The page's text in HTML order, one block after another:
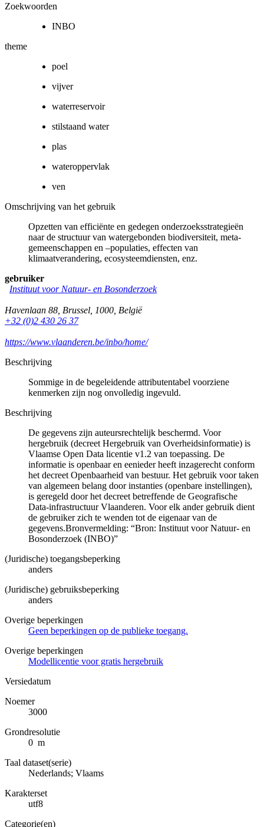
Zoekwoorden
INBO
theme
poel
vijver
waterreservoir
stilstaand water
plas
wateroppervlak
ven
Omschrijving van het gebruik
Opzetten van efficiënte en gedegen onderzoeksstrategieën
naar de structuur van watergebonden biodiversiteit, meta-
gemeenschappen en –populaties, effecten van
klimaatverandering, ecosysteemdiensten, enz.
gebruiker
Instituut voor Natuur- en Bosonderzoek
Havenlaan 88 Brussel 1000 België
+32 (0)2 430 26 37
https://www.vlaanderen.be/inbo/home/
Beschrijving
Sommige in de begeleidende attributentabel voorziene
kenmerken zijn nog onvolledig ingevuld.
Beschrijving
De gegevens zijn auteursrechtelijk beschermd. Voor
hergebruik (decreet Hergebruik van Overheidsinformatie) is
Vlaamse Open Data licentie v1.2 van toepassing. De
informatie is openbaar en eenieder heeft inzagerecht conform
het decreet Openbaarheid van bestuur. Het gebruik voor taken
van algemeen belang door instanties (openbare instellingen),
is geregeld door het decreet betreffende de Geografische
Data-infrastructuur Vlaanderen. Voor elk ander gebruik dient
de gebruiker zich te wenden tot de eigenaar van de
gegevens.Bronvermelding: “Bron: Instituut voor Natuur- en
Bosonderzoek (INBO)”
(Juridische) toegangsbeperking
anders
(Juridische) gebruiksbeperking
anders
Overige beperkingen
Geen beperkingen op de publieke toegang.
Overige beperkingen
Modellicentie voor gratis hergebruik
Versiedatum
Noemer
3000
Grondresolutie
0 m
Taal dataset(serie)
Nederlands; Vlaams
Karakterset
utf8
Categorie(en)